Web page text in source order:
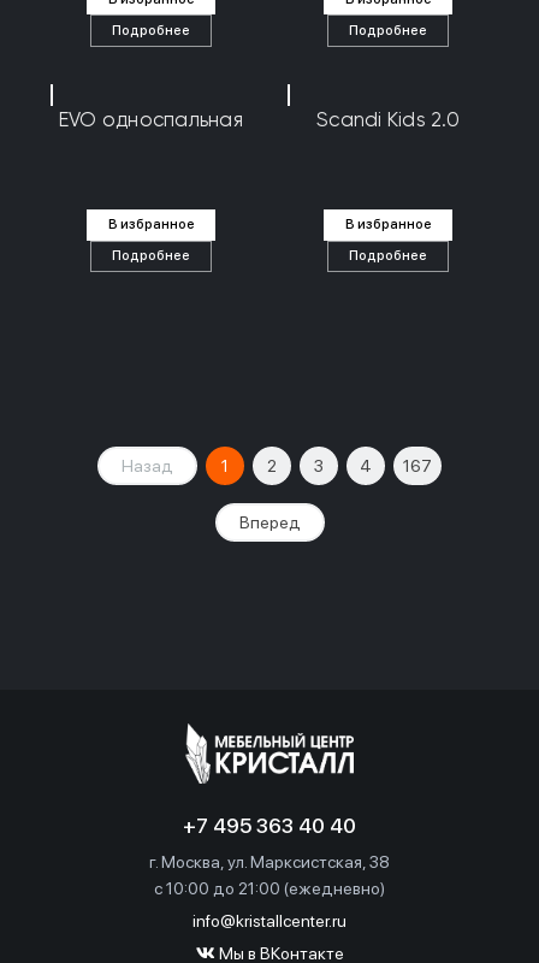
Подробнее
Подробнее
EVO односпальная
В избранное
Подробнее
Scandi Kids 2.0
В избранное
Подробнее
Назад 1 2 3 4 167
Вперед
+7 495 363 40 40
г. Москва, ул. Марксистская, 38
c 10:00 до 21:00 (ежедневно)
info@kristallcenter.ru
Мы в ВКонтакте